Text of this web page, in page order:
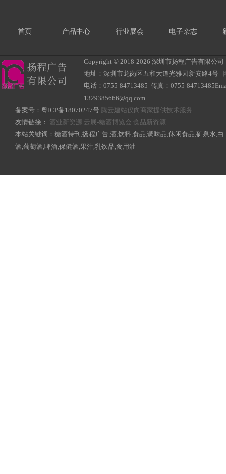
首页 产品中心 行业展会 电子杂志
Copyright © 2018-2026 深圳市扬程广告有限公
地址：深圳市龙岗区五和大道光雅园新安路4号
电话：0755-84713485 传真：0755-
1329385666@qq.com
备案号： 粤ICP备18070247号 腾云建站仅向商家提供技术服务
友情链接： 酒业新资源 云展-糖酒博览会 食品新资源
本站关键词：糖酒特刊,扬程广告,酒,饮料,食品,调味品,休闲食品,矿泉水,白
酒,葡萄酒,啤酒,保健酒,果汁,乳饮品,食用油